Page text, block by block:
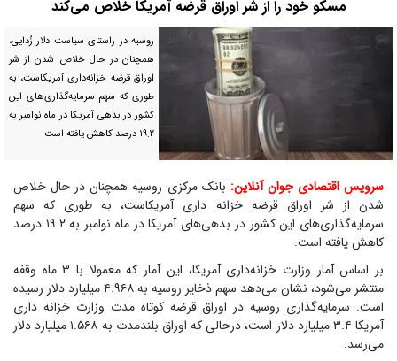
مسکو خود را از شر اوراق قرضه آمریکا خلاص می‌کند
روسیه در راستای سیاست دلار زُدایی،
همچنان در حال خلاص شدن از شر
اوراق قرضه خزانه‌داری آمریکاست، به
طوری که سهم سرمایه‌گذاری‌های این
کشور در بدهی آمریکا در ماه نوامبر به
۱۹.۲ درصد کاهش یافته است.
سرویس اقتصادی جوان آنلاین: بانک مرکزی روسیه همچنان در حال خلاص
شدن از شر اوراق قرضه خزانه داری آمریکاست، به طوری که سهم
سرمایه‌گذاری‌های این کشور در بدهی‌های آمریکا در ماه نوامبر به ۱۹.۲ درصد
کاهش یافته است.
بر اساس آمار وزارت خزانه‌داری آمریکا، این آمار که معمولا با ۳ ماه وقفه
منتشر می‌شود، نشان می‌دهد سهم ذخایر روسیه به ۴.۹۶۸ میلیارد دلار رسیده
است. سرمایه‌گذاری روسیه در اوراق قرضه کوتاه مدت وزارت خزانه داری
آمریکا ۳.۴ میلیارد دلار است، درحالی که اوراق بلندمدت به ۱.۵۶۸ میلیارد دلار
می‌رسد.